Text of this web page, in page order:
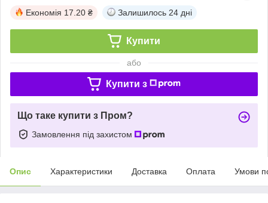
Економія 17.20 ₴ Залишилось 24 дні
Купити
або
Купити з
Що таке купити з Пром?
Замовлення під захистом
Опис Характеристики Доставка Оплата Умови